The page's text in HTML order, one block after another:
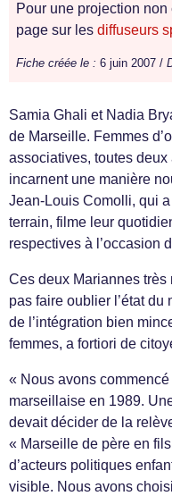
Pour une projection
page sur les diffuseurs
Fiche créée le : 6 juin 2007 /
Samia Ghali et Nadia
de Marseille. Femmes
associatives, toutes deux
incarnent une manière
Jean-Louis Comolli, qui
terrain, filme leur
respectives à l’occasion
Ces deux Mariannes
pas faire oublier l’état
de l’intégration bien
femmes, a fortiori de
« Nous avons
marseillaise en 1989.
devait décider de la
« Marseille de père en
d’acteurs politiques
visible. Nous avons